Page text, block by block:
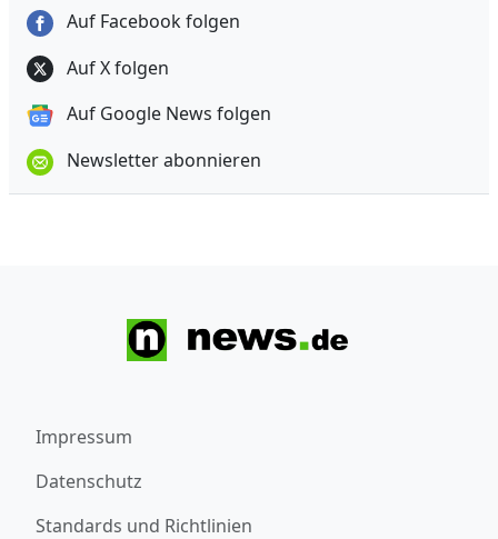
Auf Facebook folgen
Auf X folgen
Auf Google News folgen
Newsletter abonnieren
Impressum
Datenschutz
Standards und Richtlinien